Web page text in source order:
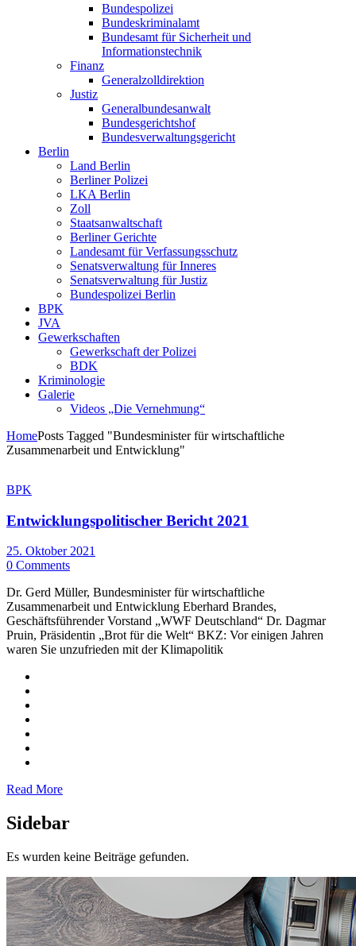
Bundespolizei
Bundeskriminalamt
Bundesamt für Sicherheit und
Informationstechnik
Finanz
Generalzolldirektion
Justiz
Generalbundesanwalt
Bundesgerichtshof
Bundesverwaltungsgericht
Berlin
Land Berlin
Berliner Polizei
LKA Berlin
Zoll
Staatsanwaltschaft
Berliner Gerichte
Landesamt für Verfassungsschutz
Senatsverwaltung für Inneres
Senatsverwaltung für Justiz
Bundespolizei Berlin
BPK
JVA
Gewerkschaften
Gewerkschaft der Polizei
BDK
Kriminologie
Galerie
Videos „Die Vernehmung“
HomePosts Tagged "Bundesminister für wirtschaftliche
Zusammenarbeit und Entwicklung"
BPK
Entwicklungspolitischer Bericht 2021
25. Oktober 2021
0 Comments
Dr. Gerd Müller, Bundesminister für wirtschaftliche
Zusammenarbeit und Entwicklung Eberhard Brandes,
Geschäftsführender Vorstand „WWF Deutschland“ Dr. Dagmar
Pruin, Präsidentin „Brot für die Welt“ BKZ: Vor einigen Jahren
waren Sie unzufrieden mit der Klimapolitik
Read More
Sidebar
Es wurden keine Beiträge gefunden.